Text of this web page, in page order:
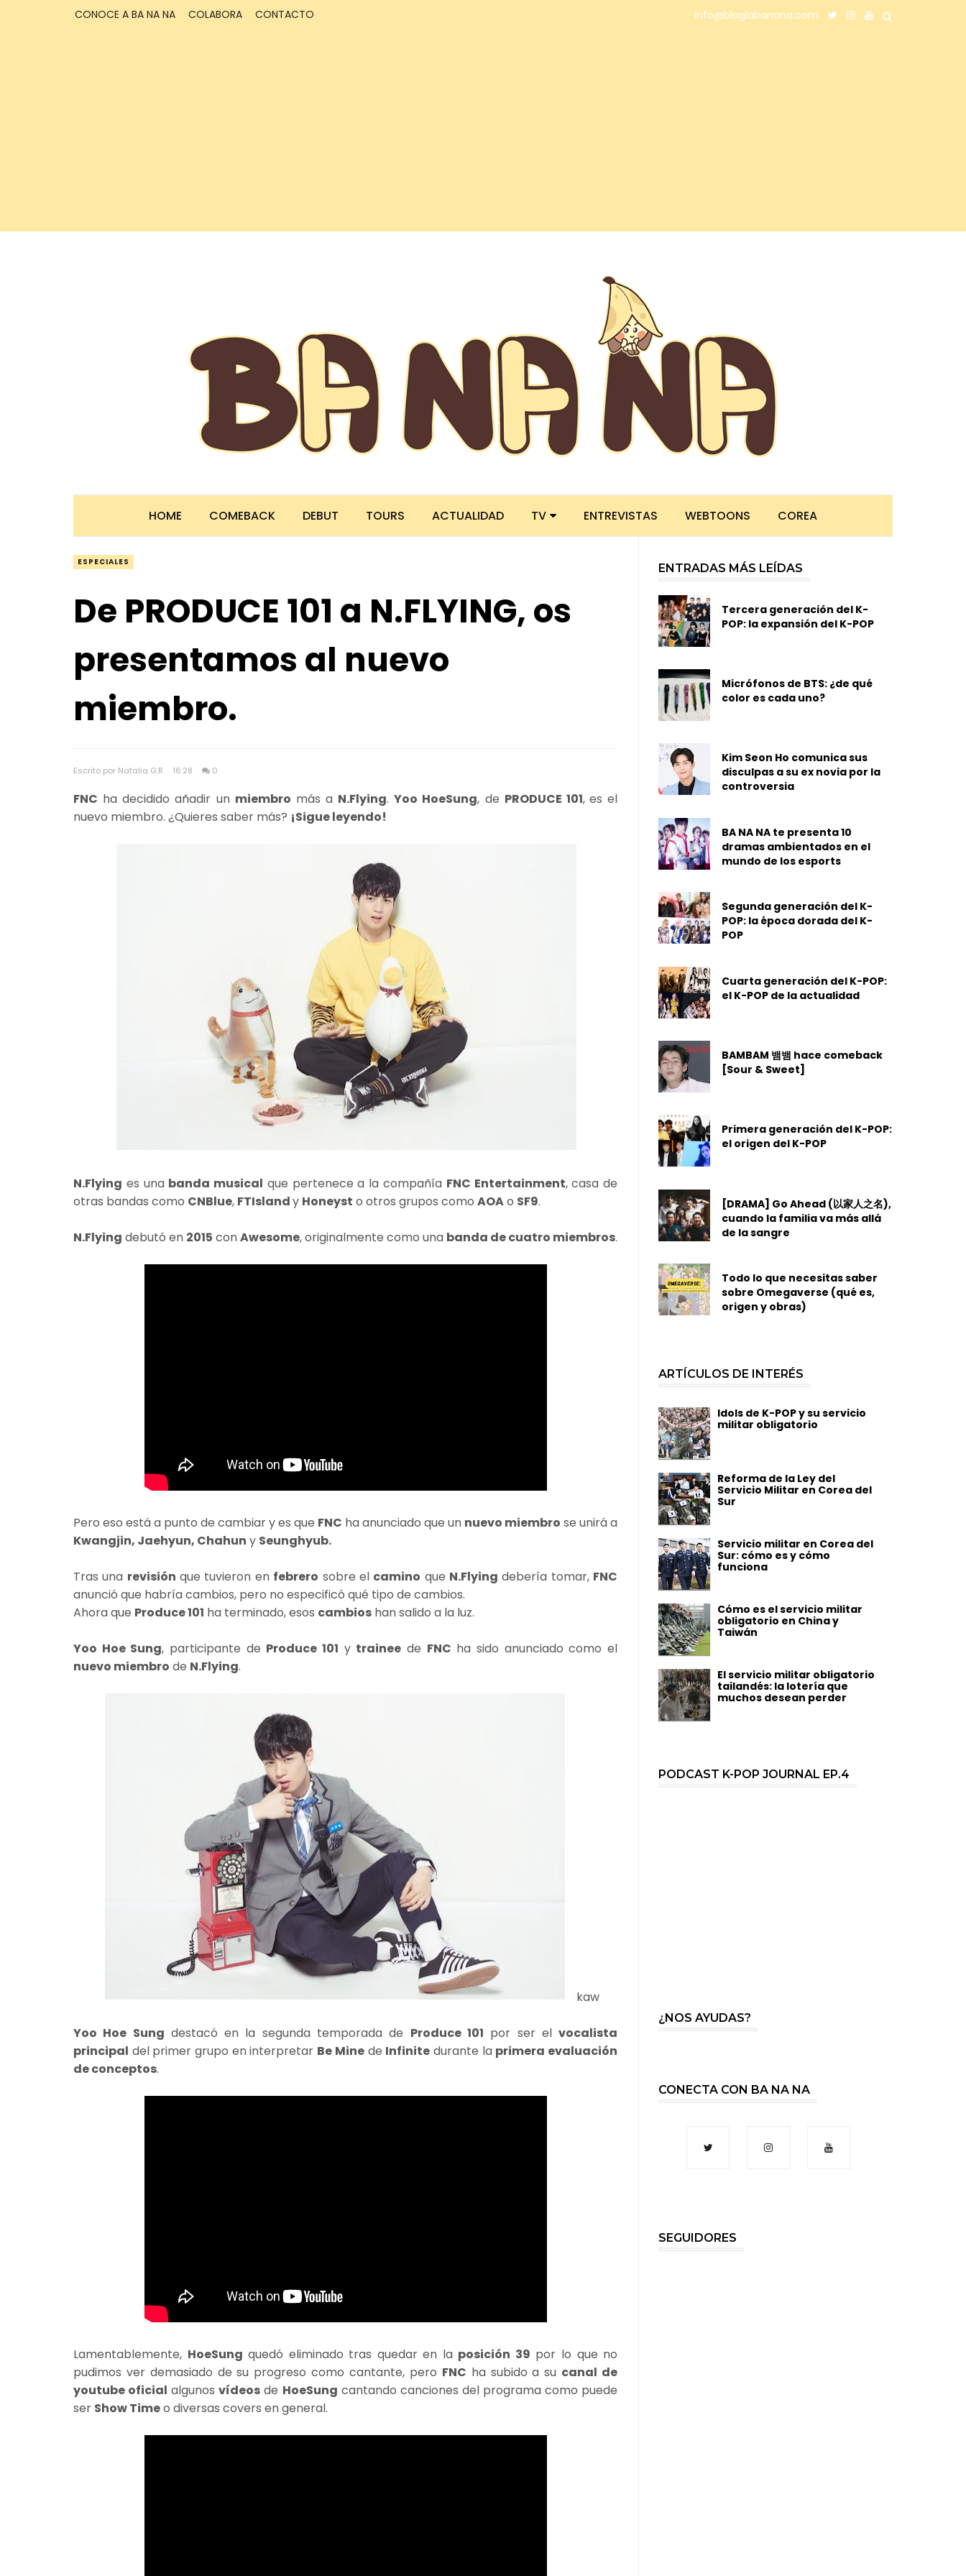
CONOCE A BA NA NA COLABORA CONTACTO info@bloglabanana.com
HOME COMEBACK DEBUT TOURS ACTUALIDAD TV ENTREVISTAS WEBTOONS COREA
ESPECIALES
De PRODUCE 101 a N.FLYING, os
presentamos al nuevo
miembro.
Escrito por Natalia G.R 16:28 0
FNC ha decidido añadir un miembro más a N.Flying.Yoo HoeSung, de PRODUCE 101, es el
nuevo miembro. ¿Quieres saber más? ¡Sigue leyendo!
N.Flying es una banda musical que pertenece a la compañía FNC Entertainment, casa de
otras bandas como CNBlue, FTIslandy Honeyst o otros grupos como AOAo SF9.
N.Flying debutó en 2015 conAwesome, originalmente como una banda de cuatro miembros.
Pero eso está a punto de cambiar y es que FNC ha anunciado que un nuevo miembro se unirá a
Kwangjin, Jaehyun, Chahun y Seunghyub.
Tras una revisión que tuvieron en febrero sobre el camino que N.Flying debería tomar, FNC
anunció que habría cambios, pero no especificó qué tipo de cambios.
Ahora que Produce 101 ha terminado, esos cambios han salido a la luz.
Yoo Hoe Sung, participante de Produce 101 y trainee de FNC ha sido anunciado como el
nuevo miembro de N.Flying.
kaw
Yoo Hoe Sung destacó en la segunda temporada de Produce 101 por ser elvocalista
principal del primer grupo en interpretar Be Minede Infinite durante la primera evaluación
de conceptos.
Lamentablemente, HoeSung quedó eliminado tras quedar en la posición 39 por lo que no
pudimos ver demasiado de su progreso como cantante, pero FNC ha subido a su canal de
youtube oficial algunosvídeos de HoeSung cantando canciones del programa como puede
ser Show Timeo diversas covers en general.
ENTRADAS MÁS LEÍDAS
Tercera generación del K-
POP: la expansión del K-POP
Micrófonos de BTS: ¿de qué
color es cada uno?
Kim Seon Ho comunica sus
disculpas a su ex novia por la
controversia
BA NA NA te presenta 10
dramas ambientados en el
mundo de los esports
Segunda generación del K-
POP: la época dorada del K-
POP
Cuarta generación del K-POP:
el K-POP de la actualidad
BAMBAM 뱀뱀 hace comeback
[Sour & Sweet]
Primera generación del K-POP:
el origen del K-POP
[DRAMA] Go Ahead (以家人之名),
cuando la familia va más allá
de la sangre
Todo lo que necesitas saber
sobre Omegaverse (qué es,
origen y obras)
ARTÍCULOS DE INTERÉS
Idols de K-POP y su servicio
militar obligatorio
Reforma de la Ley del
Servicio Militar en Corea del
Sur
Servicio militar en Corea del
Sur: cómo es y cómo
funciona
Cómo es el servicio militar
obligatorio en China y
Taiwán
El servicio militar obligatorio
tailandés: la lotería que
muchos desean perder
PODCAST K-POP JOURNAL EP.4
¿NOS AYUDAS?
CONECTA CON BA NA NA
SEGUIDORES